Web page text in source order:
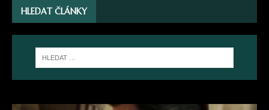
HLEDAT ČLÁNKY